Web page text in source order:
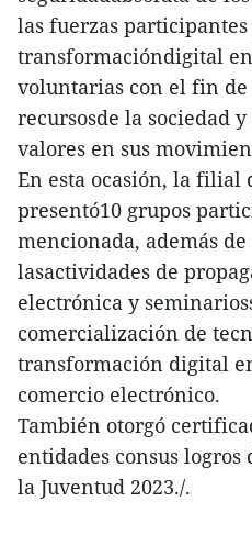
las fuerzas
transformacióndigital
voluntarias con el fin
recursosde la sociedad
valores en sus
En esta ocasión, la filial
presentó10 grupos
mencionada, además
lasactividades de
electrónica y
comercialización de
transformación digital
comercio electrónico.
También otorgó
entidades consus logros
la Juventud 2023./.